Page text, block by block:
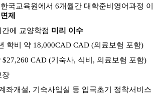
한국교육원에서 6개월간 대학준비영어과정 이
제
에 교양학점 미리 이수
학비 약 18,000CAD CAD (의료보험 포함)
$27,260 CAD (기숙사, 식비 , 의료보험 포함)
장
좌개설, 기숙사입실 등 입국초기 정착서비스